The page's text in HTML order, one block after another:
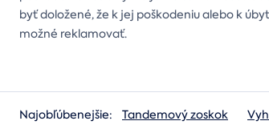
byť doložené, že k jej poškodeniu alebo k
možné reklamovať.
Najobľúbenejšie: Tandemový zoskok